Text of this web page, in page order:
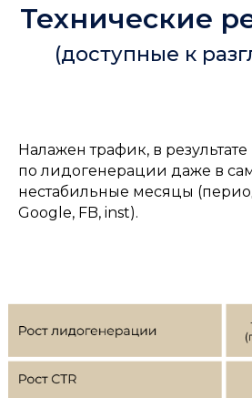
Технические
(доступные к
Налажен трафик, в
по лидогенерации даже в
нестабильные месяцы
Google, FB, inst).